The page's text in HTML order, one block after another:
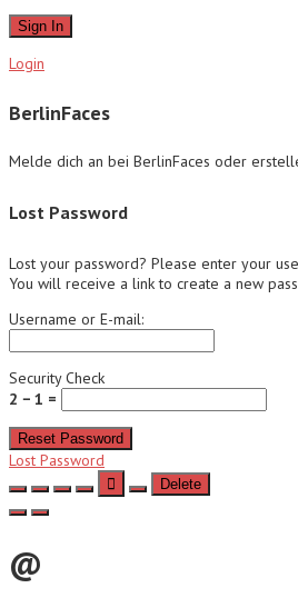
Sign In
Login
BerlinFaces
Melde dich an bei BerlinFaces oder
Lost Password
Lost your password? Please enter your
You will receive a link to create a new
Username or E-mail:
Security Check
2 − 1 =
Reset Password
Lost Password
Delete
@